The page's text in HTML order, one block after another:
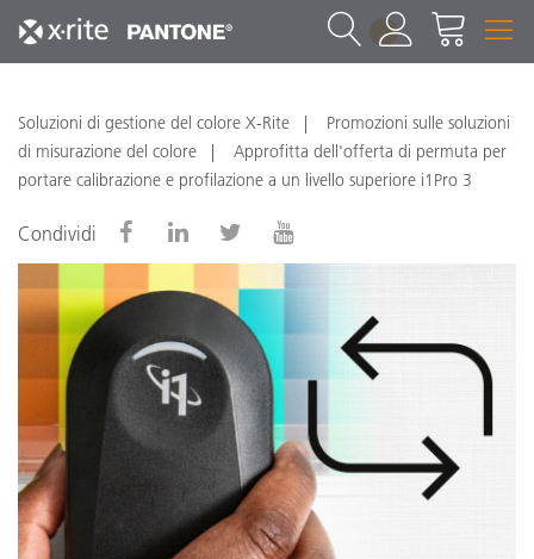
1
Soluzioni di gestione del colore X-Rite
Promozioni sulle soluzioni
di misurazione del colore
Approfitta dell'offerta di permuta per
portare calibrazione e profilazione a un livello superiore i1Pro 3
Condividi